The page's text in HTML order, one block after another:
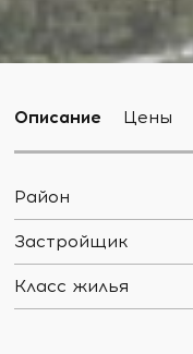
Описание Цены
Район
Застройщик
Класс жилья